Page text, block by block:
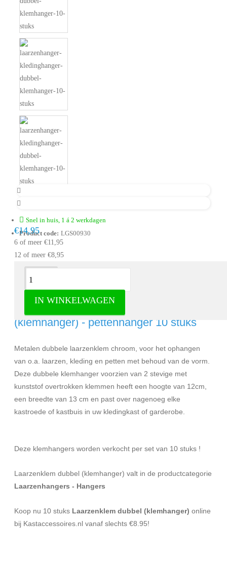
Snel in huis, 1 á 2 werkdagen
Product code: LGS00930
€14,95
6 of meer €11,95
12 of meer €8,95
IN WINKELWAGEN
Omschrijving
Laarzenhanger – kledinghanger dubbel
(klemhanger) - pettenhanger 10 stuks
Metalen dubbele laarzenklem chroom, voor het ophangen
van o.a. laarzen, kleding en petten met behoud van de vorm.
Deze dubbele klemhanger voorzien van 2 stevige met
kunststof overtrokken klemmen heeft een hoogte van 12cm,
een breedte van 13 cm en past over nagenoeg elke
kastroede of kastbuis in uw kledingkast of garderobe.
Deze klemhangers worden verkocht per set van 10 stuks !
Laarzenklem dubbel (klemhanger) valt in de productcategorie
Laarzenhangers - Hangers
Koop nu 10 stuks Laarzenklem dubbel (klemhanger) online
bij Kastaccessoires.nl vanaf slechts €8.95!